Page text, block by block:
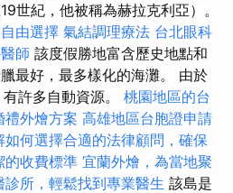
世紀，他被稱為赫拉克利亞）。
由選擇 氣結調理療法 台北眼科
師 該度假勝地富含歷史地點和
最好，最多樣化的海灘。 由於
許多自動資源。 桃園地區的台
禮外燴方案 高雄地區台胞證申請
如何選擇合適的法律顧問，確保
的收費標準 宜蘭外燴，為當地聚
診所，輕鬆找到專業醫生 該島是